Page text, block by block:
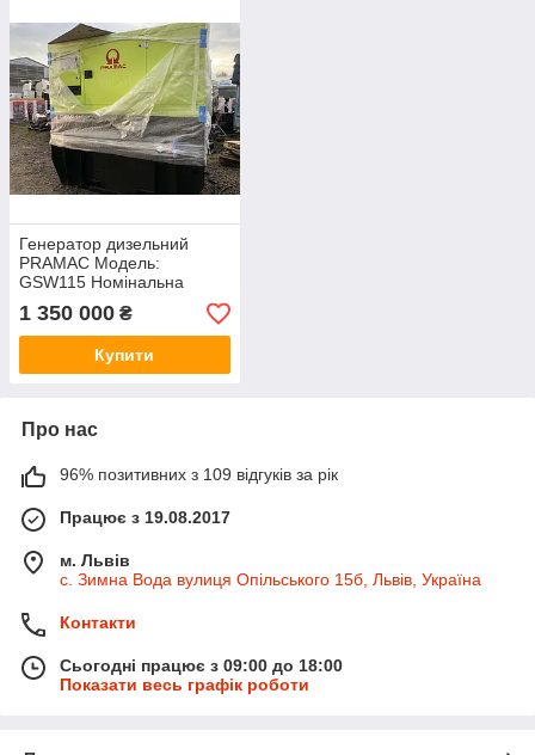
Генератор дизельний
PRAMAC Модель:
GSW115 Номінальна
потужність 105кВА/84кВт
Максимальна потужність
110кВА/88кВт Двигун:
1 350 000 ₴
Купити
Про нас
96% позитивних з 109 відгуків за рік
Працює з 19.08.2017
м. Львів
с. Зимна Вода вулиця Опільського 15б, Львів, Україна
Контакти
Сьогодні працює з 09:00 до 18:00
Показати весь графік роботи